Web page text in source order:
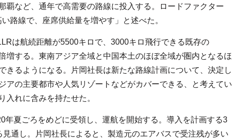
覇など、通年で高需要の路線に投入する。ロードファクター
路線で、座席供給量を増やす」と述べた。
は航続距離が5500キロで、3000キロ飛行できる既存の
増する。東南アジア全域と中国本土のほぼ全域が圏内となるほ
きるようになる。片岡社長は新たな路線計画について、決定し
アの主要都市や人気リゾートなどがカバーできる、と考えてい
入れに含みを持たせた。
夏ごろをめどに受領し、運航を開始する。導入を計画する3
通し。片岡社長によると、製造元のエアバスで受注残が多い